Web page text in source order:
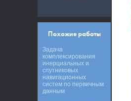
Похожие работы
Задача
комплексирования
инерциальных и
спутниковых
навигационных
систем по первичным
данным